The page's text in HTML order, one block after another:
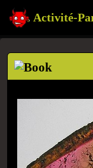
Activité-